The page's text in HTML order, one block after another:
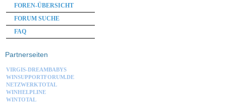
FOREN-ÜBERSICHT
FORUM SUCHE
FAQ
Partnerseiten
VIRGIS-DREAMBABYS
WINSUPPORTFORUM.DE
NETZWERKTOTAL
WINHELPLINE
WINTOTAL